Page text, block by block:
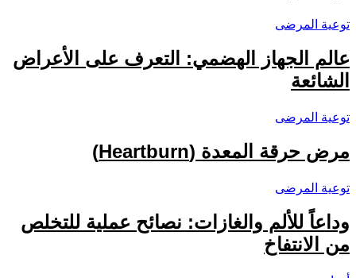
توعية المرضى
عالم الجهاز الهضمي: التعرف على الأعراض
الشائعة
توعية المرضى
مرض حرقة المعدة (Heartburn)
توعية المرضى
وداعاً للألم والغازات: نصائح عملية للتخلص
من الانتفاخ